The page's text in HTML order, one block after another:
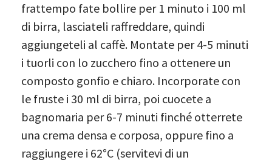
frattempo fate bollire per 1 minuto i 100 ml
di birra, lasciateli raffreddare, quindi
aggiungeteli al caffè. Montate per 4-5 minuti
i tuorli con lo zucchero fino a ottenere un
composto gonfio e chiaro. Incorporate con
le fruste i 30 ml di birra, poi cuocete a
bagnomaria per 6-7 minuti finché otterrete
una crema densa e corposa, oppure fino a
raggiungere i 62°C (servitevi di un